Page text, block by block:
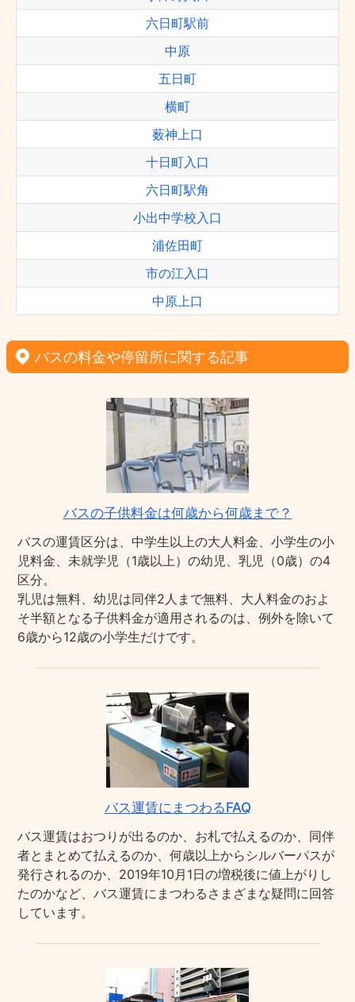
六日町駅前
中原
五日町
横町
薮神上口
十日町入口
六日町駅角
小出中学校入口
浦佐田町
市の江入口
中原上口
バスの料金や停留所に関する記事
バスの子供料金は何歳から何歳まで？
バスの運賃区分は、中学生以上の大人料金、小学生の小
児料金、未就学児（1歳以上）の幼児、乳児（0歳）の4
区分。
乳児は無料、幼児は同伴2人まで無料、大人料金のおよ
そ半額となる子供料金が適用されるのは、例外を除いて
6歳から12歳の小学生だけです。
バス運賃にまつわるFAQ
バス運賃はおつりが出るのか、お札で払えるのか、同伴
者とまとめて払えるのか、何歳以上からシルバーパスが
発行されるのか、2019年10月1日の増税後に値上がりし
たのかなど、バス運賃にまつわるさまざまな疑問に回答
しています。